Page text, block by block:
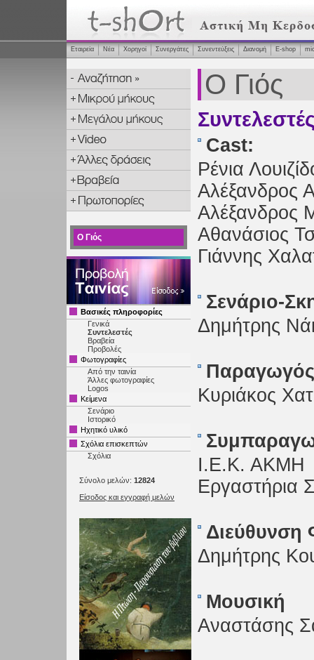
Εταιρεία Νέα Χορηγοί Συνεργάτες Συνεντεύξεις Διανομή Ε-shop
Ο Γιός
Βασικές πληροφορίες
Γενικά
Συντελεστές
Βραβεία
Προβολές
Φωτογραφίες
Από την ταινία
Άλλες φωτογραφίες
Logos
Κείμενα
Σενάριο
Ιστορικό
Ηχητικό υλικό
Σχόλια επισκεπτών
Σχόλια
Σύνολο μελών: 12824
Είσοδος και εγγραφή μελών
Ο Γιός
Cast:
Ρένια
Αλέξανδρος
Αλέξανδρος
Αθανάσιος
Γιάννης
Σενάριο-
Δημήτρης
Παραγωγός
Κυριάκος
Ι.Ε.Κ. ΑΚΜΗ
Εργαστήρια
Διεύθυνση
Δημήτρης
Μουσική
Αναστάσης